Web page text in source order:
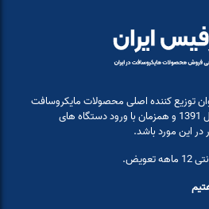
توزیع کننده اصلی محصولات مایکروسافت
در ایران، مفتخر است که از سال 1391 و همزمان با ورود دستگاه های
در این مورد باشد.